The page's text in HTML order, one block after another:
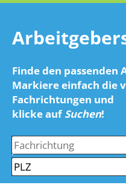
Finde den passenden
Markiere einfach die
Fachrichtungen und
klicke aufSuchen!